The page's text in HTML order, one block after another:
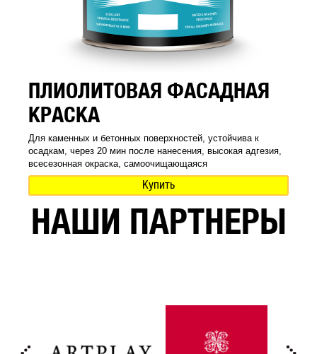
ПЛИОЛИТОВАЯ ФАСАДНАЯ
КРАСКА
Для каменных и бетонных поверхностей, устойчива к
осадкам, через 20 мин после нанесения, высокая адгезия,
всесезонная окраска, самоочищающаяся
Купить
НАШИ ПАРТНЕРЫ